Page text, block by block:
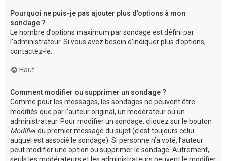
Pourquoi ne puis-je pas ajouter plus d’options à mon
sondage ?
Le nombre d’options maximum par sondage est défini par
l’administrateur. Si vous avez besoin d’indiquer plus d’options,
contactez-le.
Haut
Comment modifier ou supprimer un sondage ?
Comme pour les messages, les sondages ne peuvent être
modifiés que par l’auteur original, un modérateur ou un
administrateur. Pour modifier un sondage, cliquez sur le bouton
Modifierdu premier message du sujet (c’est toujours celui
auquel est associé le sondage). Si personne n’a voté, l’auteur
peut modifier une option ou supprimer le sondage. Autrement,
seuls les modérateurs et les administrateurs peuvent le modifier